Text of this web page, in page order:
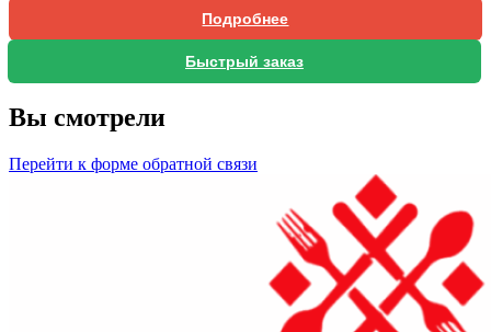
Подробнее
Быстрый заказ
Вы смотрели
Перейти к форме обратной связи